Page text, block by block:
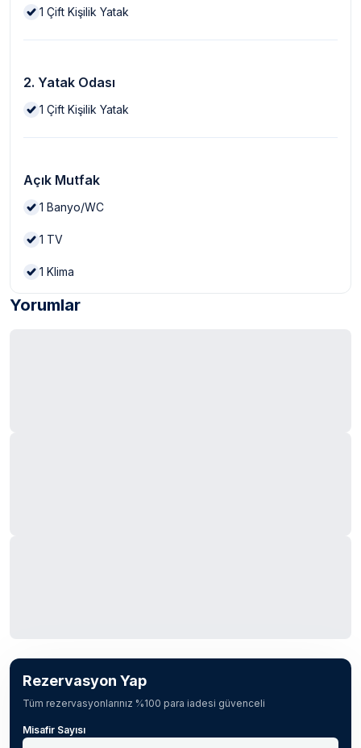
1 Çift Kişilik Yatak
2. Yatak Odası
1 Çift Kişilik Yatak
Açık Mutfak
1 Banyo/WC
1 TV
1 Klima
Yorumlar
Rezervasyon Yap
Tüm rezervasyonlarınız %100 para iadesi güvenceli
Misafir Sayısı